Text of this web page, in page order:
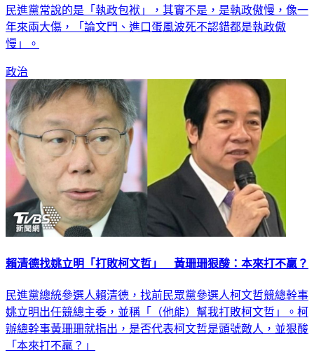
民進黨常說的是「執政包袱」，其實不是，是執政傲慢，像一
年來兩大傷，「論文門、進口蛋風波死不認錯都是執政傲
慢」。
政治
賴清德找姚立明「打敗柯文哲」 黃珊珊狠酸：本來打不贏？
民進黨總統參選人賴清德，找前民眾黨參選人柯文哲競總幹事
姚立明出任競總主委，並稱「（他能）幫我打敗柯文哲」。柯
辦總幹事黃珊珊就指出，是否代表柯文哲是頭號敵人，並狠酸
「本來打不贏？」